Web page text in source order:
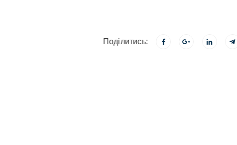
Поділитись: